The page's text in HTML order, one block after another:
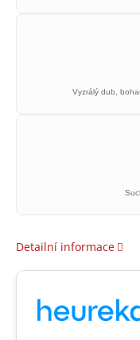
Vyzrálý dub,
Detailní informace